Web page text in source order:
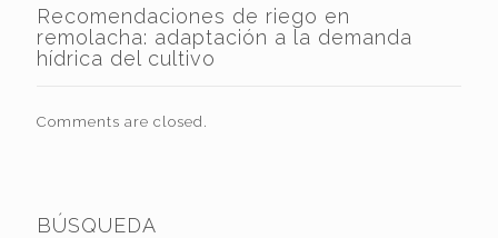
Recomendaciones de riego en
remolacha: adaptación a la demanda
hídrica del cultivo
Comments are closed.
BÚSQUEDA